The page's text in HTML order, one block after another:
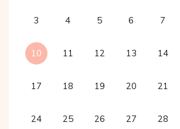
3 4 5 6 7
10 11 12 13 14
17 18 19 20 21
24 25 26 27 28